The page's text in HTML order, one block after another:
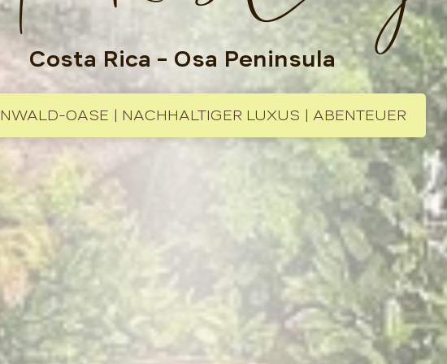
Costa Rica – Osa Peninsula
OASE | NACHHALTIGER LUXUS | ABENTEUER